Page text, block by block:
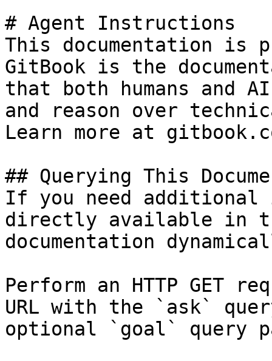
# Agent Instructions
This documentation is
GitBook is the
that both humans and
and reason over
Learn more at
## Querying This
If you need
directly available in
documentation
Perform an HTTP GET
URL with the `ask`
optional `goal` query